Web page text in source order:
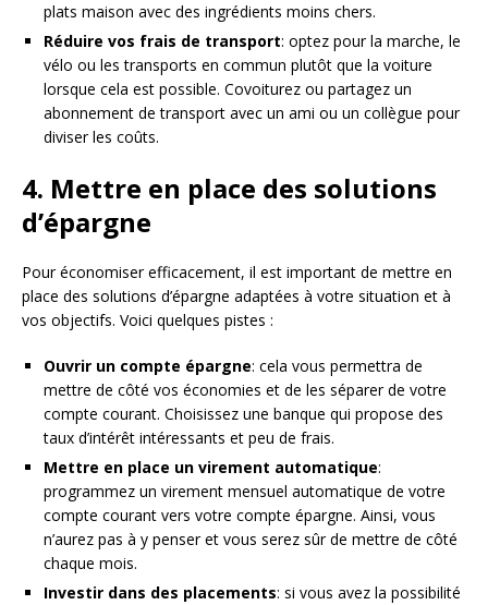
plats maison avec des ingrédients moins chers.
Réduire vos frais de transport: optez pour la marche, le
vélo ou les transports en commun plutôt que la voiture
lorsque cela est possible. Covoiturez ou partagez un
abonnement de transport avec un ami ou un collègue pour
diviser les coûts.
4. Mettre en place des solutions
d’épargne
Pour économiser efficacement, il est important de mettre en
place des solutions d’épargne adaptées à votre situation et à
vos objectifs. Voici quelques pistes :
Ouvrir un compte épargne: cela vous permettra de
mettre de côté vos économies et de les séparer de votre
compte courant. Choisissez une banque qui propose des
taux d’intérêt intéressants et peu de frais.
Mettre en place un virement automatique:
programmez un virement mensuel automatique de votre
compte courant vers votre compte épargne. Ainsi, vous
n’aurez pas à y penser et vous serez sûr de mettre de côté
chaque mois.
Investir dans des placements: si vous avez la possibilité